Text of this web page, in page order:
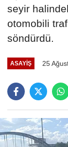
seyir
otomobili
söndürdü.
ASAYIŞ 25